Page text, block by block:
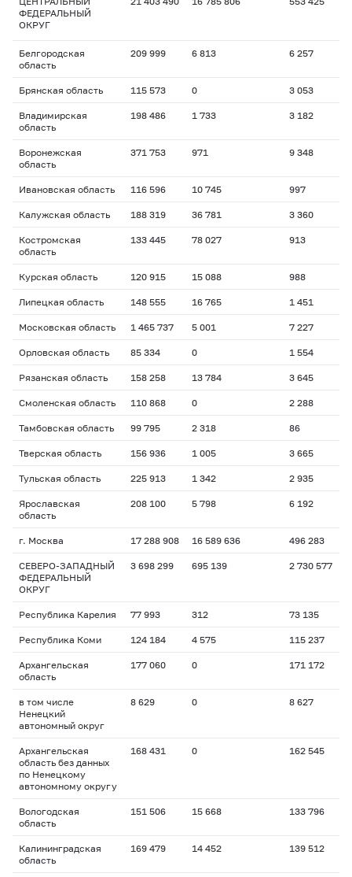
ФЕДЕРАЛЬНЫЙ
ОКРУГ
Белгородская
область
209 999 6 813 6 257
Брянская область 115 573 0 3 053
Владимирская
область
198 486 1 733 3 182
Воронежская
область
371 753 971 9 348
Ивановская область 116 596 10 745 997
Калужская область 188 319 36 781 3 360
Костромская
область
133 445 78 027 913
Курская область 120 915 15 088 988
Липецкая область 148 555 16 765 1 451
Московская область 1 465 737 5 001 7 227
Орловская область 85 334 0 1 554
Рязанская область 158 258 13 784 3 645
Смоленская область 110 868 0 2 288
Тамбовская область 99 795 2 318 86
Тверская область 156 936 1 005 3 665
Тульская область 225 913 1 342 2 935
Ярославская
область
208 100 5 798 6 192
г. Москва 17 288 908 16 589 636 496 283
СЕВЕРО-ЗАПАДНЫЙ
ФЕДЕРАЛЬНЫЙ
ОКРУГ
3 698 299 695 139 2 730 577
Республика Карелия 77 993 312 73 135
Республика Коми 124 184 4 575 115 237
Архангельская
область
177 060 0 171 172
в том числе
Ненецкий
автономный округ
8 629 0 8 627
Архангельская
область без данных
по Ненецкому
автономному округу
168 431 0 162 545
Вологодская
область
151 506 15 668 133 796
Калининградская
область
169 479 14 452 139 512